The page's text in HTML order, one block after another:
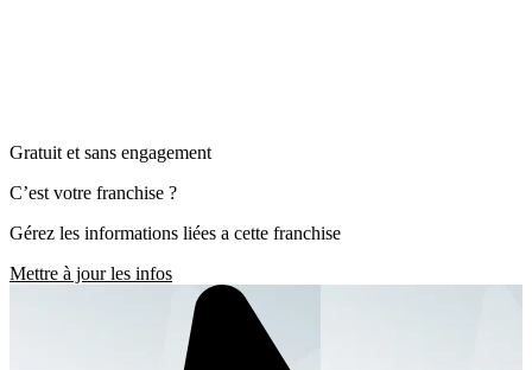
Gratuit et sans engagement
C’est votre franchise ?
Gérez les informations liées a cette franchise
Mettre à jour les infos